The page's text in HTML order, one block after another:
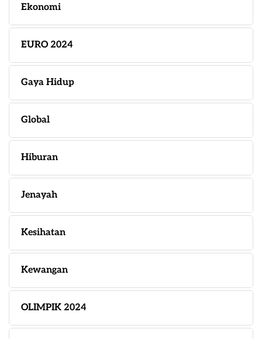
Ekonomi
EURO 2024
Gaya Hidup
Global
Hiburan
Jenayah
Kesihatan
Kewangan
OLIMPIK 2024